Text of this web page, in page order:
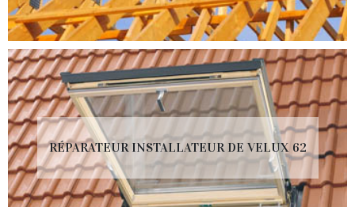
RÉPARATEUR INSTALLATEUR DE VELUX 62